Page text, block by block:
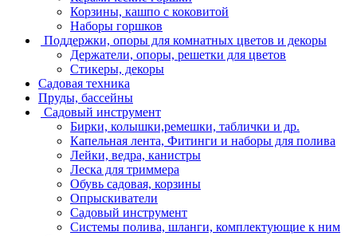
Корзины, кашпо с коковитой
Наборы горшков
Поддержки, опоры для комнатных цветов и декоры
Держатели, опоры, решетки для цветов
Стикеры, декоры
Садовая техника
Пруды, бассейны
Садовый инструмент
Бирки, колышки,ремешки, таблички и др.
Капельная лента, Фитинги и наборы для полива
Лейки, ведра, канистры
Леска для триммера
Обувь садовая, корзины
Опрыскиватели
Садовый инструмент
Системы полива, шланги, комплектующие к ним